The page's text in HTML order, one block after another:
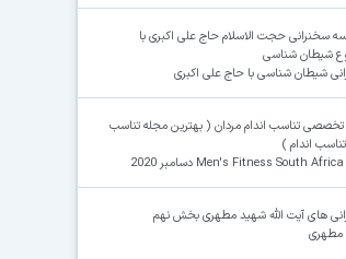
سخنرانی حجت الاسلام حاج علی اکبری با
شیطان شناسی
شیطان شناسی با حاج علی اکبری
تناسب اندام مردان ( بهترین مجله تناسب
تناسب اندام )
های آیت الله شهید مطهری بخش نهم
مطهری